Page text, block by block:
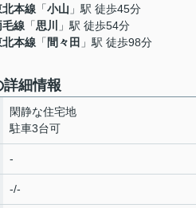
北本線 「小山 」駅 徒歩45分
毛線 「思川
」駅 徒歩54分
北本線 「 間々田 」駅 徒歩98分
細情報
閑静な住宅地
駐車3台可
-
-/-